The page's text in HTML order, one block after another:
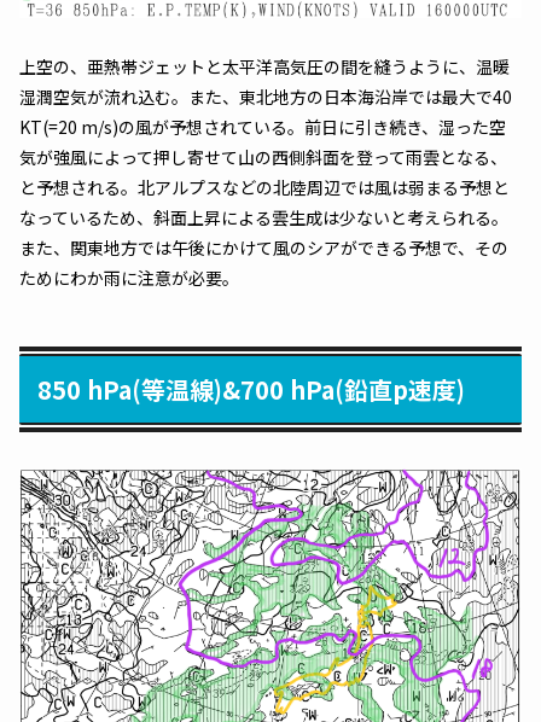
上空の、亜熱帯ジェットと太平洋高気圧の間を縫うように、温暖
湿潤空気が流れ込む。また、東北地方の日本海沿岸では最大で40
KT(=20 m/s)の風が予想されている。前日に引き続き、湿った空
気が強風によって押し寄せて山の西側斜面を登って雨雲となる、
と予想される。北アルプスなどの北陸周辺では風は弱まる予想と
なっているため、斜面上昇による雲生成は少ないと考えられる。
また、関東地方では午後にかけて風のシアができる予想で、その
ためにわか雨に注意が必要。
850 hPa(等温線)&700 hPa(鉛直p速度)